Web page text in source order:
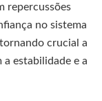
repercussões
no sistema
crucial a
estabilidade e a